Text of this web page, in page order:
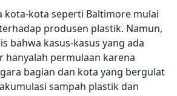
kota-kota seperti Baltimore mulai
produsen plastik. Namun,
bahwa kasus-kasus yang ada
hanyalah permulaan karena
bagian dan kota yang bergulat
sampah plastik dan